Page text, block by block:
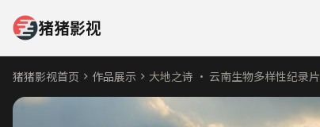
猪猪影视
猪猪影视首页 作品展示 大地之诗 · 云南生物多样性纪录片